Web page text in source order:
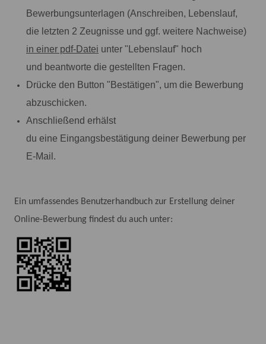
Bewerbungsunterlagen (Anschreiben, Lebenslauf,
die letzten 2 Zeugnisse und ggf. weitere Nachweise)
in einer pdf-Datei unter "Lebenslauf" hoch
und beantworte die gestellten Fragen.
Drücke den Button "Bestätigen", um die Bewerbung
abzuschicken.
Anschließend erhälst
du eine Eingangsbestätigung deiner Bewerbung per
E-Mail.
Ein umfassendes Benutzerhandbuch zur Erstellung deiner
Online-Bewerbung findest du auch unter: